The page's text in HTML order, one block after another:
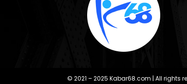
© 2021 – 2025 Kabar68.com | All rights